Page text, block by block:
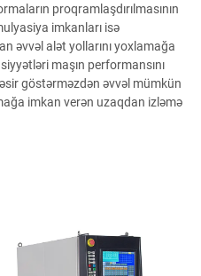
proqramlaşdırılmasının
imkanları isə
əvvəl alət yollarını yoxlamağa
maşın performansını
göstərməzdən əvvəl mümkün
imkan verən uzaqdan izləmə